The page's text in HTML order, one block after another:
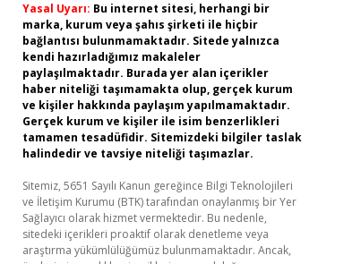
Yasal Uyarı: Bu internet sitesi, herhangi bir
marka, kurum veya şahıs şirketi ile hiçbir
bağlantısı bulunmamaktadır. Sitede yalnızca
kendi hazırladığımız makaleler
paylaşılmaktadır. Burada yer alan içerikler
haber niteliği taşımamakta olup, gerçek kurum
ve kişiler hakkında paylaşım yapılmamaktadır.
Gerçek kurum ve kişiler ile isim benzerlikleri
tamamen tesadüfidir. Sitemizdeki bilgiler taslak
halindedir ve tavsiye niteliği taşımazlar.
Sitemiz, 5651 Sayılı Kanun gereğince Bilgi Teknolojileri
ve İletişim Kurumu (BTK) tarafından onaylanmış bir Yer
Sağlayıcı olarak hizmet vermektedir. Bu nedenle,
sitedeki içerikleri proaktif olarak denetleme veya
araştırma yükümlülüğümüz bulunmamaktadır. Ancak,